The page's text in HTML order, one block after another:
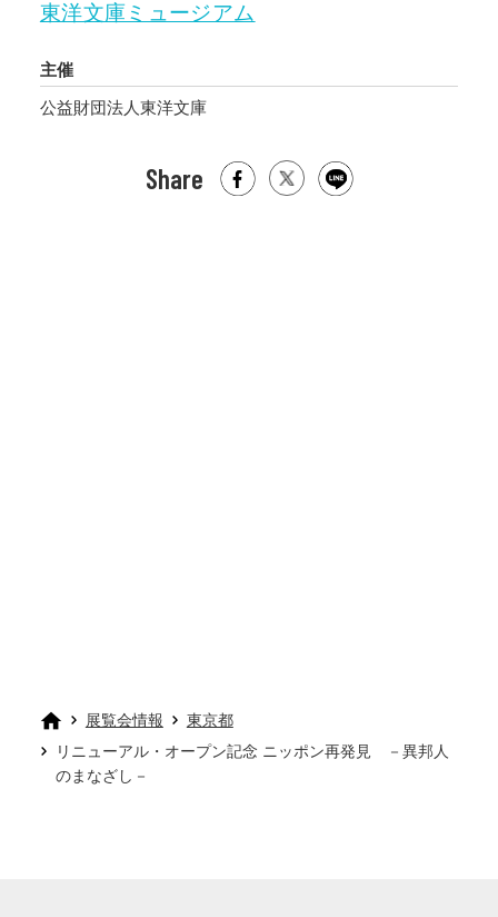
東洋文庫ミュージアム
主催
公益財団法人東洋文庫
Share
展覧会情報
東京都
リニューアル・オープン記念 ニッポン再発見 －異邦人
のまなざし－